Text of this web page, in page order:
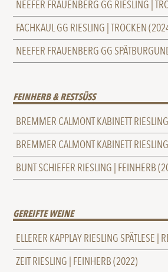
NEEFER FRAUENBERG GG RIESLING |
FACHKAUL GG RIESLING | TROCKEN
NEEFER FRAUENBERG GG
FEINHERB & RESTSÜSS
BREMMER CALMONT KABINETT
BREMMER CALMONT KABINETT
BUNT SCHIEFER RIESLING | FEINHERB
GEREIFTE WEINE
ELLERER KAPPLAY RIESLING SPÄTLESE |
ZEIT RIESLING | FEINHERB (2022)